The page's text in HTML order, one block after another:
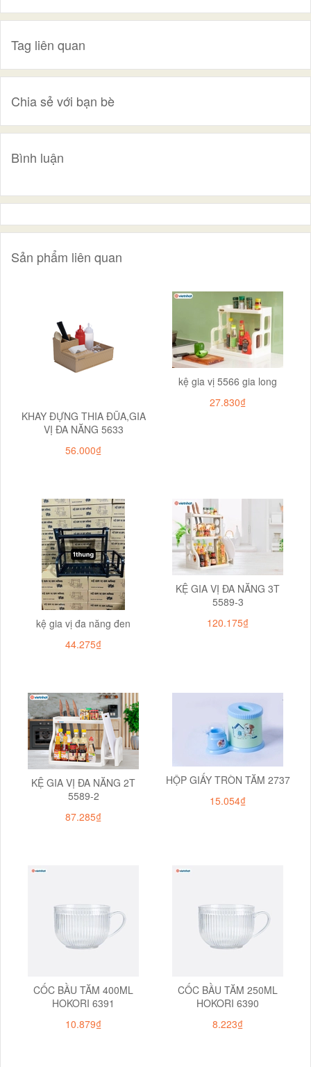
Tag liên quan
Chia sẻ với bạn bè
Bình luận
Sản phẩm liên quan
KHAY ĐỰNG THIA ĐŨA,GIA
VỊ ĐA NĂNG 5633
56.000₫
kệ gia vị 5566 gia long
27.830₫
kệ gia vị đa năng đen
44.275₫
KỆ GIA VỊ ĐA NĂNG 3T
5589-3
120.175₫
KỆ GIA VỊ ĐA NĂNG 2T
5589-2
87.285₫
HỘP GIẤY TRÒN TĂM 2737
15.054₫
CỐC BẦU TĂM 400ML
HOKORI 6391
10.879₫
CỐC BẦU TĂM 250ML
HOKORI 6390
8.223₫